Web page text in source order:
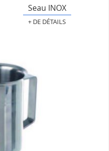
Seau INOX
+ DE DÉTAILS